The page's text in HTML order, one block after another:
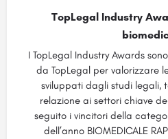
TopLegal Industry
I TopLegal Industry Awards
da TopLegal per valorizzare
sviluppati dagli studi legali,
relazione ai settori chiave
seguito i vincitori della
dell’anno BIOMEDICALE